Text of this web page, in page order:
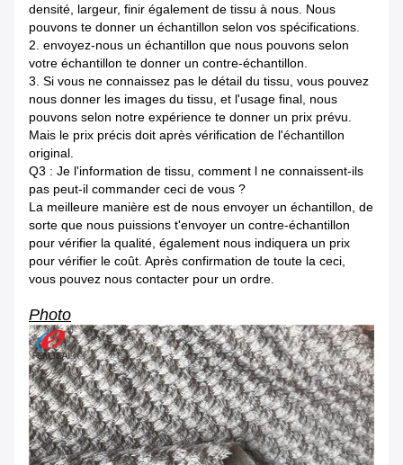
densité, largeur, finir également de tissu à nous. Nous
pouvons te donner un échantillon selon vos spécifications.
2. envoyez-nous un échantillon que nous pouvons selon
votre échantillon te donner un contre-échantillon.
3. Si vous ne connaissez pas le détail du tissu, vous pouvez
nous donner les images du tissu, et l'usage final, nous
pouvons selon notre expérience te donner un prix prévu.
Mais le prix précis doit après vérification de l'échantillon
original.
Q3 : Je l'information de tissu, comment l ne connaissent-ils
pas peut-il commander ceci de vous ?
La meilleure manière est de nous envoyer un échantillon, de
sorte que nous puissions t'envoyer un contre-échantillon
pour vérifier la qualité, également nous indiquera un prix
pour vérifier le coût. Après confirmation de toute la ceci,
vous pouvez nous contacter pour un ordre.
Photo